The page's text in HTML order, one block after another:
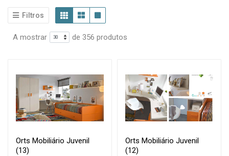
Filtros
A mostrar de 356 produtos
Orts Mobiliário Juvenil
(13)
Orts Mobiliário Juvenil
(12)